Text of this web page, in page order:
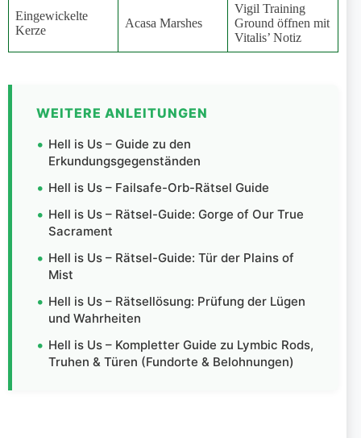
Eingewickelte
Kerze
Acasa Marshes
Vigil Training
Ground öffnen mit
Vitalis’ Notiz
WEITERE ANLEITUNGEN
Hell is Us – Guide zu den
Erkundungsgegenständen
Hell is Us – Failsafe-Orb-Rätsel Guide
Hell is Us – Rätsel-Guide: Gorge of Our True
Sacrament
Hell is Us – Rätsel-Guide: Tür der Plains of
Mist
Hell is Us – Rätsellösung: Prüfung der Lügen
und Wahrheiten
Hell is Us – Kompletter Guide zu Lymbic Rods,
Truhen & Türen (Fundorte & Belohnungen)